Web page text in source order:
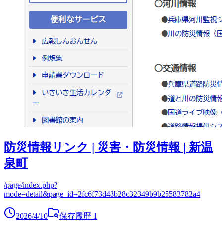
防災情報リンク | 災害・防災情報 | 新温
泉町
/page/index.php?
mode=detail&page_id=2fc6f73d48b28c32349b9b25583782a4
2026/4/10 保存履歴 1